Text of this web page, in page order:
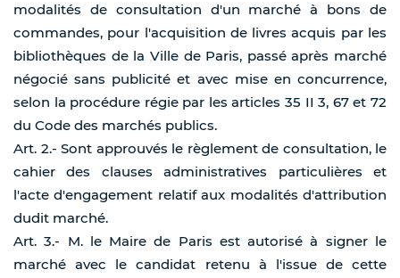
modalités de consultation d'un marché à bons de
commandes, pour l'acquisition de livres acquis par les
bibliothèques de la Ville de Paris, passé après marché
négocié sans publicité et avec mise en concurrence,
selon la procédure régie par les articles 35 II 3, 67 et 72
du Code des marchés publics.
Art. 2.- Sont approuvés le règlement de consultation, le
cahier des clauses administratives particulières et
l'acte d'engagement relatif aux modalités d'attribution
dudit marché.
Art. 3.- M. le Maire de Paris est autorisé à signer le
marché avec le candidat retenu à l'issue de cette